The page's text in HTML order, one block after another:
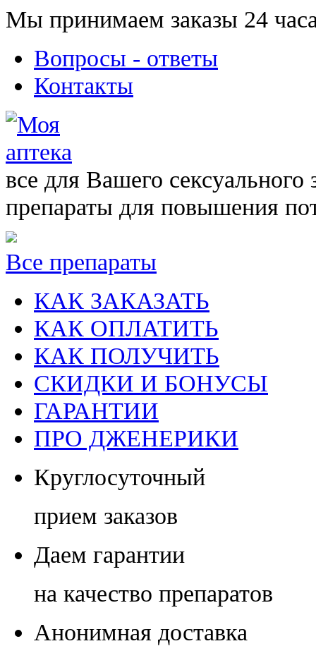
Мы принимаем заказы 24
Вопросы - ответы
Контакты
все для Вашего сексуального
препараты для повышения
Все препараты
КАК ЗАКАЗАТЬ
КАК ОПЛАТИТЬ
КАК ПОЛУЧИТЬ
СКИДКИ И БОНУСЫ
ГАРАНТИИ
ПРО ДЖЕНЕРИКИ
Круглосуточный
прием заказов
Даем гарантии
на качество препаратов
Анонимная доставка